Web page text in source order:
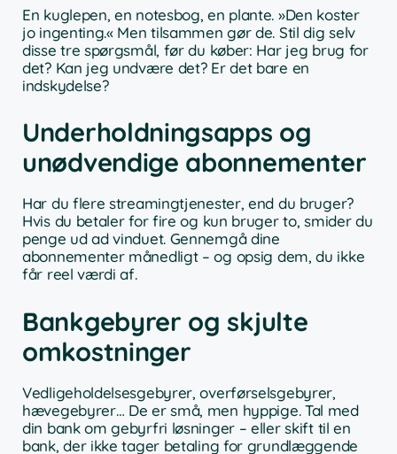
En kuglepen, en notesbog, en plante. »Den koster
jo ingenting.« Men tilsammen gør de. Stil dig selv
disse tre spørgsmål, før du køber: Har jeg brug for
det? Kan jeg undvære det? Er det bare en
indskydelse?
Underholdningsapps og
unødvendige abonnementer
Har du flere streamingtjenester, end du bruger?
Hvis du betaler for fire og kun bruger to, smider du
penge ud ad vinduet. Gennemgå dine
abonnementer månedligt – og opsig dem, du ikke
får reel værdi af.
Bankgebyrer og skjulte
omkostninger
Vedligeholdelsesgebyrer, overførselsgebyrer,
hævegebyrer… De er små, men hyppige. Tal med
din bank om gebyrfri løsninger – eller skift til en
bank, der ikke tager betaling for grundlæggende